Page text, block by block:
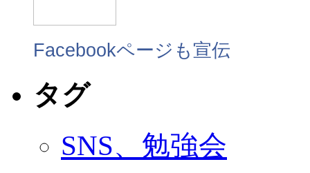
Facebookページも宣伝
タグ
SNS、勉強会